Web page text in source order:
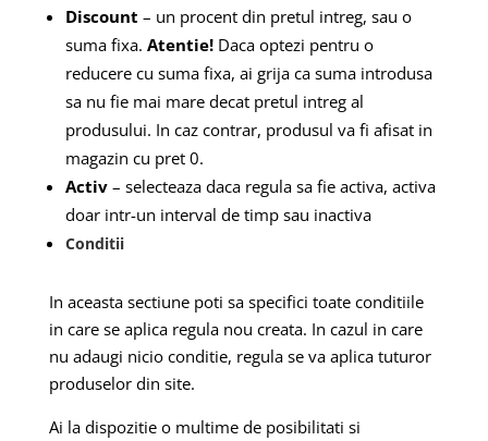
Discount – un procent din pretul intreg, sau o
suma fixa. Atentie!Daca optezi pentru o
reducere cu suma fixa, ai grija ca suma introdusa
sa nu fie mai mare decat pretul intreg al
produsului. In caz contrar, produsul va fi afisat in
magazin cu pret 0.
Activ– selecteaza daca regula sa fie activa, activa
doar intr-un interval de timp sau inactiva
Conditii
In aceasta sectiune poti sa specifici toate conditiile
in care se aplica regula nou creata. In cazul in care
nu adaugi nicio conditie, regula se va aplica tuturor
produselor din site.
Ai la dispozitie o multime de posibilitati si